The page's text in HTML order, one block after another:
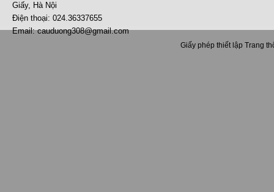
Giấy, Hà Nội
Điện thoại: 024.36337655
Email: cauduong308@gmail.com
Giấy phép thiết lập Trang